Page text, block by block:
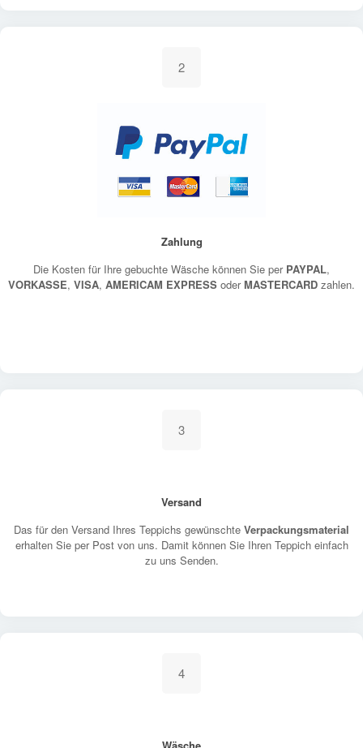
2
Zahlung
Die Kosten für Ihre gebuchte Wäsche können Sie per PAYPAL,
VORKASSE, VISA, AMERICAM EXPRESS oderMASTERCARD zahlen.
3
Versand
Das für den Versand Ihres Teppichs gewünschte Verpackungsmaterial
erhalten Sie per Post von uns. Damit können Sie Ihren Teppich einfach
zu uns Senden.
4
Wäsche